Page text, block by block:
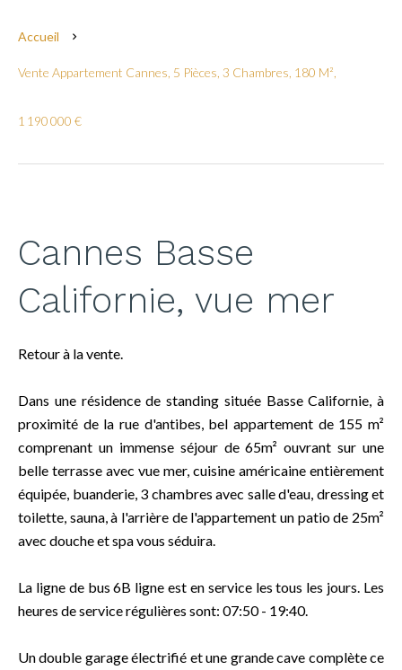
Accueil
Vente Appartement Cannes, 5 Pièces, 3 Chambres, 180 M²,
1 190 000 €
Cannes Basse
Californie, vue mer
Retour à la vente.
Dans une résidence de standing située Basse Californie, à
proximité de la rue d'antibes, bel appartement de 155 m²
comprenant un immense séjour de 65m² ouvrant sur une
belle terrasse avec vue mer, cuisine américaine entièrement
équipée, buanderie, 3 chambres avec salle d'eau, dressing et
toilette, sauna, à l'arrière de l'appartement un patio de 25m²
avec douche et spa vous séduira.
La ligne de bus 6B ligne est en service les tous les jours. Les
heures de service régulières sont: 07:50 - 19:40.
Un double garage électrifié et une grande cave complète ce